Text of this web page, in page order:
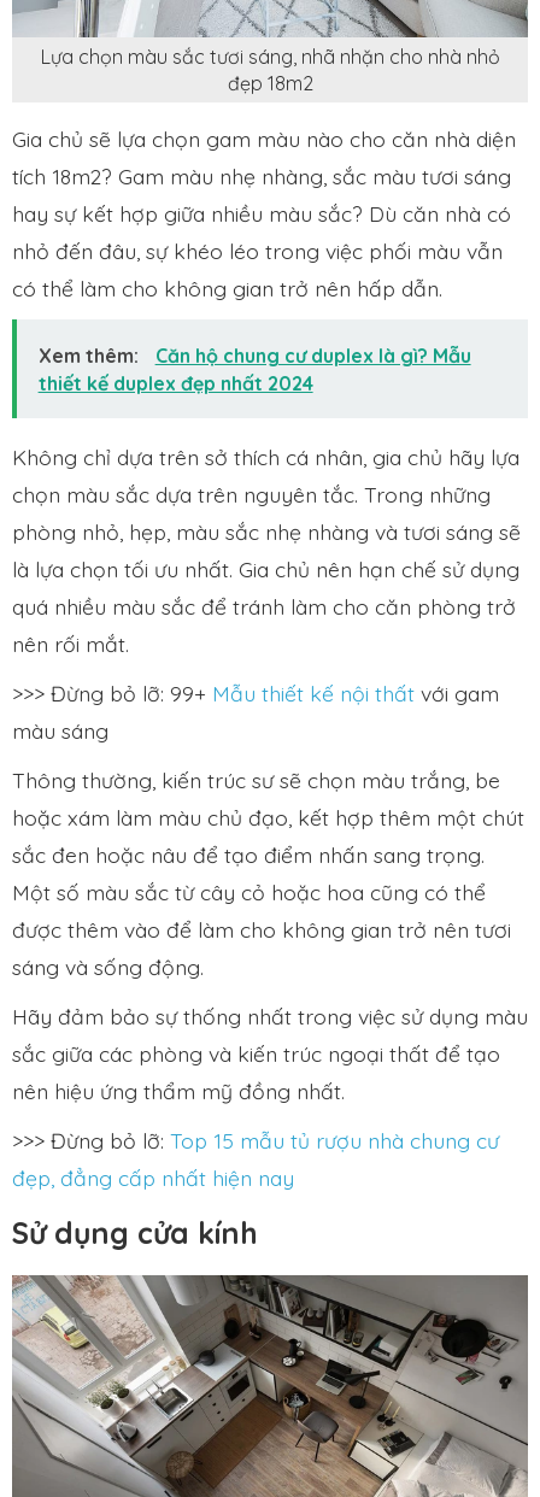
Lựa chọn màu sắc tươi sáng, nhã nhặn cho nhà nhỏ
đẹp 18m2
Gia chủ sẽ lựa chọn gam màu nào cho căn nhà diện
tích 18m2? Gam màu nhẹ nhàng, sắc màu tươi sáng
hay sự kết hợp giữa nhiều màu sắc? Dù căn nhà có
nhỏ đến đâu, sự khéo léo trong việc phối màu vẫn
có thể làm cho không gian trở nên hấp dẫn.
Xem thêm:
Căn hộ chung cư duplex là gì? Mẫu
thiết kế duplex đẹp nhất 2024
Không chỉ dựa trên sở thích cá nhân, gia chủ hãy lựa
chọn màu sắc dựa trên nguyên tắc. Trong những
phòng nhỏ, hẹp, màu sắc nhẹ nhàng và tươi sáng sẽ
là lựa chọn tối ưu nhất. Gia chủ nên hạn chế sử dụng
quá nhiều màu sắc để tránh làm cho căn phòng trở
nên rối mắt.
>>> Đừng bỏ lỡ: 99+ Mẫu thiết kế nội thất với gam
màu sáng
Thông thường, kiến trúc sư sẽ chọn màu trắng, be
hoặc xám làm màu chủ đạo, kết hợp thêm một chút
sắc đen hoặc nâu để tạo điểm nhấn sang trọng.
Một số màu sắc từ cây cỏ hoặc hoa cũng có thể
được thêm vào để làm cho không gian trở nên tươi
sáng và sống động.
Hãy đảm bảo sự thống nhất trong việc sử dụng màu
sắc giữa các phòng và kiến trúc ngoại thất để tạo
nên hiệu ứng thẩm mỹ đồng nhất.
>>> Đừng bỏ lỡ: Top 15 mẫu tủ rượu nhà chung cư
đẹp, đẳng cấp nhất hiện nay
Sử dụng cửa kính